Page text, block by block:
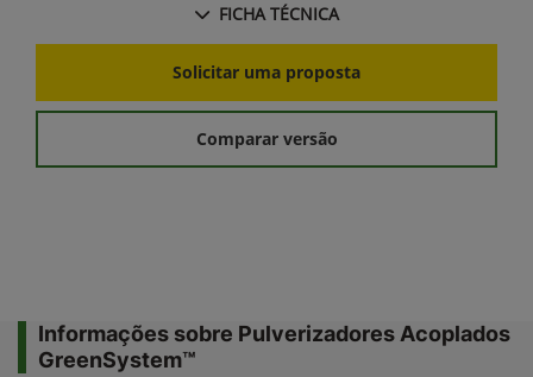
FICHA TÉCNICA
Solicitar uma proposta
Comparar versão
Informações sobre Pulverizadores Acoplados
GreenSystem™